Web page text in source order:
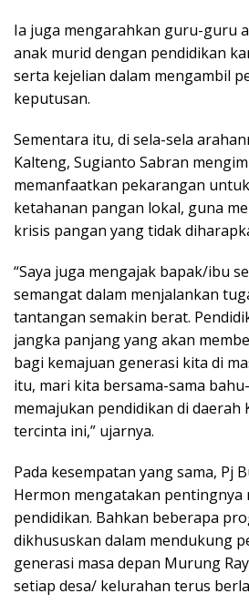
Ia juga mengarahkan guru-guru
anak murid dengan pendidikan
serta kejelian dalam mengambil
keputusan.
Sementara itu, di sela-sela
Kalteng, Sugianto Sabran
memanfaatkan pekarangan
ketahanan pangan lokal, guna
krisis pangan yang tidak
“Saya juga mengajak bapak/ibu
semangat dalam menjalankan
tantangan semakin berat.
jangka panjang yang akan
bagi kemajuan generasi kita di
itu, mari kita bersama-sama
memajukan pendidikan di daerah
tercinta ini,” ujarnya.
Pada kesempatan yang sama, Pj
Hermon mengatakan pentingnya
pendidikan. Bahkan beberapa
dikhususkan dalam mendukung
generasi masa depan Murung
setiap desa/ kelurahan terus